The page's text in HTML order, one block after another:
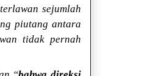
sejumlah
piutang antara
tidak pernah